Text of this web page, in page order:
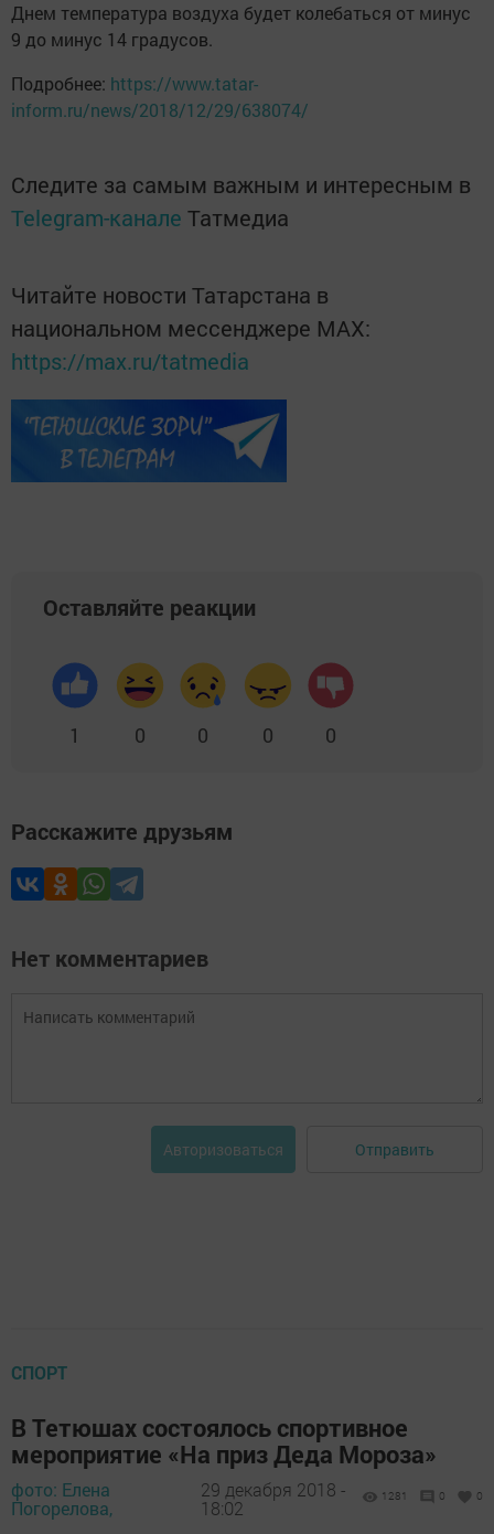
Днем температура воздуха будет колебаться от минус
9 до минус 14 градусов.
Подробнее: https://www.tatar-
inform.ru/news/2018/12/29/638074/
Следите за самым важным и интересным в
Telegram-канале Татмедиа
Читайте новости Татарстана в
национальном мессенджере MАХ:
https://max.ru/tatmedia
Оставляйте реакции
1 0 0 0 0
Расскажите друзьям
Нет комментариев
Авторизоваться Отправить
СПОРТ
В Тетюшах состоялось спортивное
мероприятие «На приз Деда Мороза»
фото: Елена
Погорелова,
29 декабря 2018 -
18:02
1281 0 0